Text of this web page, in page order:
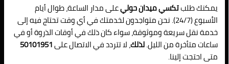
يمكنك طلبتكسي ميدان حوليعلى مدار الساعة، طوال أيام
الأسبوع (24/7). نحن متواجدون لخدمتك في أي وقت تحتاج فيه إلى
خدمة نقل سريعة وموثوقة، سواء كان ذلك في أوقات الذروة أو في
ساعات متأخرة من الليل.لذلك، لا تتردد في الاتصال على50101951
متى احتجت إلينا.